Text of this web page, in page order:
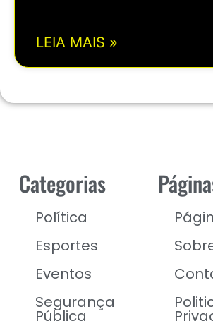
LEIA MAIS »
Categorias
Política
Esportes
Eventos
Segurança
Pública